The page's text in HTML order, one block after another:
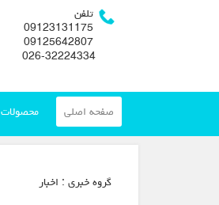
تلفن
09123131175
09125642807
صفحه اصلی محصولات
گروه خبري : اخبار